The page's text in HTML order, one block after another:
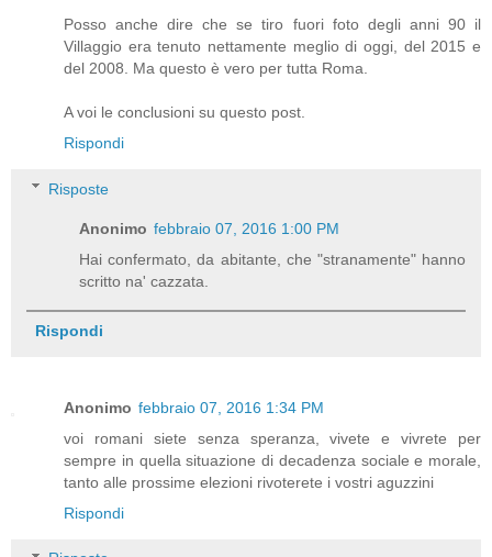
Posso anche dire che se tiro fuori foto degli anni 90 il
Villaggio era tenuto nettamente meglio di oggi, del 2015 e
del 2008. Ma questo è vero per tutta Roma.
A voi le conclusioni su questo post.
Rispondi
Risposte
Anonimo febbraio 07, 2016 1:00 PM
Hai confermato, da abitante, che "stranamente" hanno
scritto na' cazzata.
Rispondi
Anonimo febbraio 07, 2016 1:34 PM
voi romani siete senza speranza, vivete e vivrete per
sempre in quella situazione di decadenza sociale e morale,
tanto alle prossime elezioni rivoterete i vostri aguzzini
Rispondi